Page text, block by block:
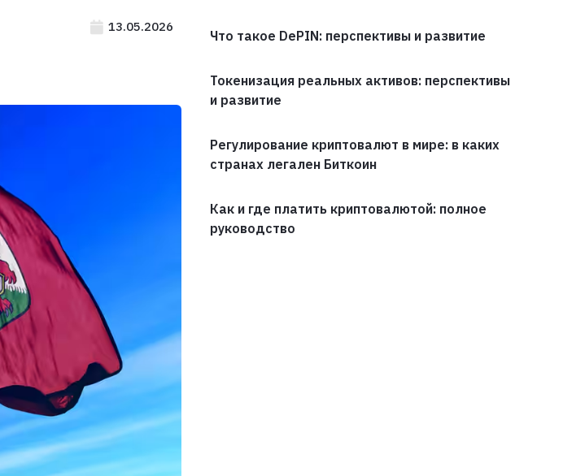
13.05.2026
Что такое DePIN: перспективы и развитие
Токенизация реальных активов: перспективы
и развитие
Регулирование криптовалют в мире: в каких
странах легален Биткоин
Как и где платить криптовалютой: полное
руководство